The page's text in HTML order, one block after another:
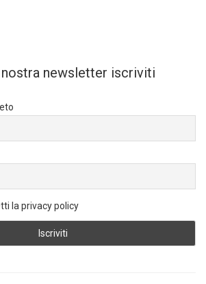
newsletter iscriviti
la privacy policy